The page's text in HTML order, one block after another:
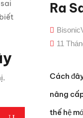
Ra
11
Cách
nâng
thế hệ